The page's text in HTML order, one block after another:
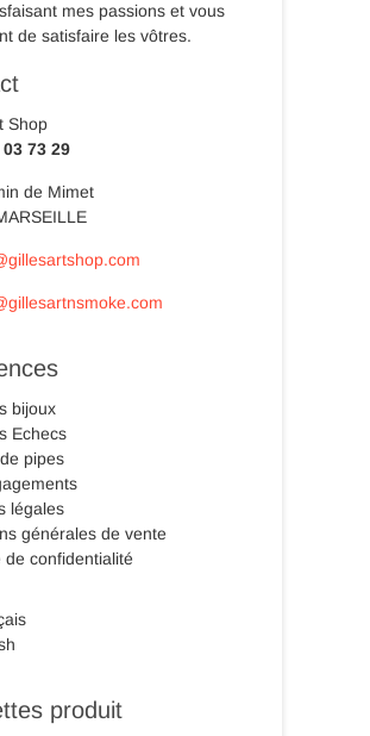
mes passions et vous
de satisfaire les vôtres.
Shop
73 29
de Mimet
bijoux
Echecs
pipes
légales
générales de vente
de confidentialité
produit